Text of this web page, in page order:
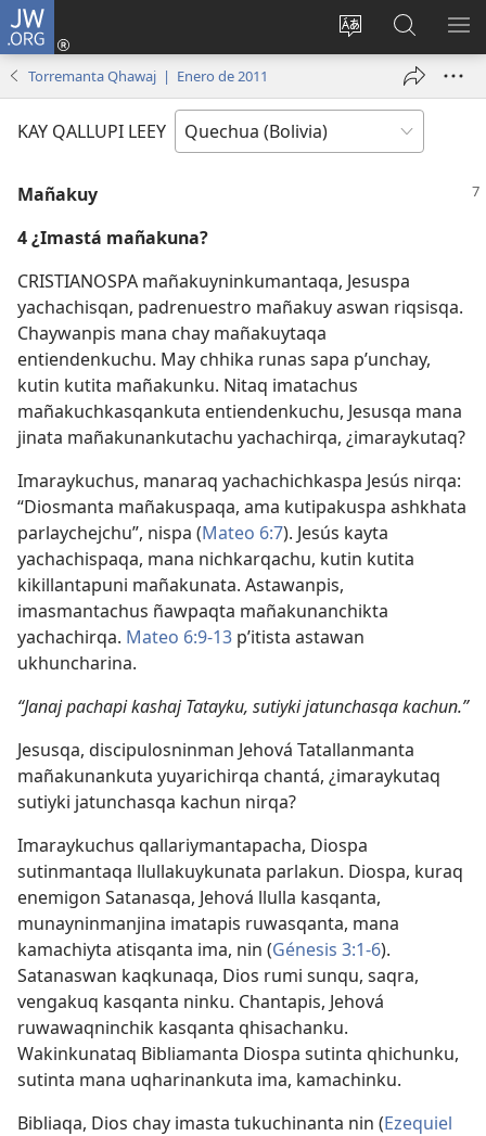
JW.ORG
Change
language
Yaykunapaj
(opens
JW.ORG
nisqapi
Torremanta Qhawaj | Enero de 2011
KAY QALLUPI LEEY
Mañakuy
4 ¿Imastá mañakuna?
CRISTIANOSPA mañakuyninkumantaqa, Jesuspa
yachachisqan, padrenuestro mañakuy aswan riqsisqa.
Chaywanpis mana chay mañakuytaqa
entiendenkuchu. May chhika runas sapa pʼunchay,
kutin kutita mañakunku. Nitaq imatachus
mañakuchkasqankuta entiendenkuchu, Jesusqa mana
jinata mañakunankutachu yachachirqa, ¿imaraykutaq?
Imaraykuchus, manaraq yachachichkaspa Jesús nirqa:
“Diosmanta mañakuspaqa, ama kutipakuspa ashkhata
parlaychejchu”, nispa (Mateo 6:7). Jesús kayta
yachachispaqa, mana nichkarqachu, kutin kutita
kikillantapuni mañakunata. Astawanpis,
imasmantachus ñawpaqta mañakunanchikta
yachachirqa. Mateo 6:9-13 pʼitista astawan
ukhuncharina.
“Janaj pachapi kashaj Tatayku, sutiyki jatunchasqa kachun.”
Jesusqa, discipulosninman Jehová Tatallanmanta
mañakunankuta yuyarichirqa chantá, ¿imaraykutaq
sutiyki jatunchasqa kachun nirqa?
Imaraykuchus qallariymantapacha, Diospa
sutinmantaqa llullakuykunata parlakun. Diospa, kuraq
enemigon Satanasqa, Jehová llulla kasqanta,
munayninmanjina imatapis ruwasqanta, mana
kamachiyta atisqanta ima, nin (Génesis 3:1-6).
Satanaswan kaqkunaqa, Dios rumi sunqu, saqra,
vengakuq kasqanta ninku. Chantapis, Jehová
ruwawaqninchik kasqanta qhisachanku.
Wakinkunataq Bibliamanta Diospa sutinta qhichunku,
sutinta mana uqharinankuta ima, kamachinku.
Bibliaqa, Dios chay imasta tukuchinanta nin (Ezequiel